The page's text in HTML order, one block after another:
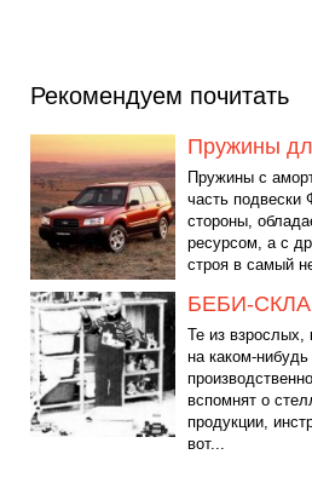
Рекомендуем почитать
Пружины
Пружины с
часть подвески
стороны,
ресурсом, а с
строя в самый
БЕБИ-
Те из взрослых,
на каком-
вспомнят о
продукции,
вот...